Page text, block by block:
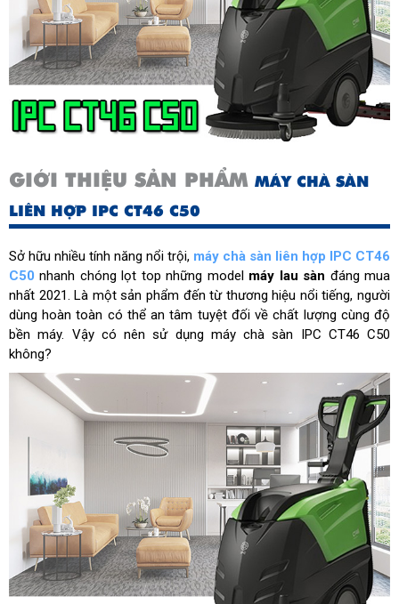
GIỚI THIỆU SẢN PHẨM MÁY CHÀ SÀN
LIÊN HỢP IPC CT46 C50
Sở hữu nhiều tính năng nổi trội, máy chà sàn liên hợp IPC CT46
C50 nhanh chóng lọt top những model máy lau sàn đáng mua
nhất 2021. Là một sản phẩm đến từ thương hiệu nổi tiếng, người
dùng hoàn toàn có thể an tâm tuyệt đối về chất lượng cùng độ
bền máy. Vậy có nên sử dụng máy chà sàn IPC CT46 C50
không?